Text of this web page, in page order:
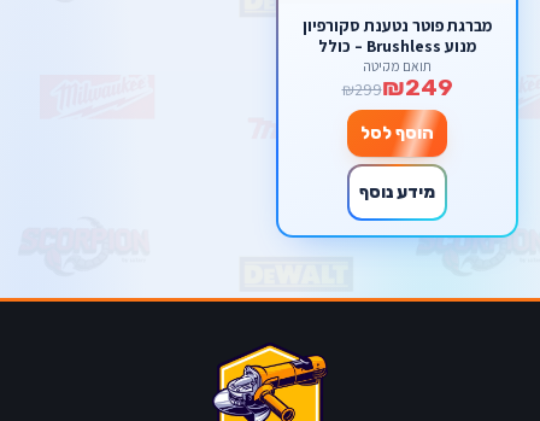
מברגת פוטר נטענת סקורפיון
מנוע Brushless – כולל
סוללות ליתיום, מטען ומזוודת
אביזרים ענקית
תואם מקיטה
₪249
₪299
הוסף לסל
מידע נוסף